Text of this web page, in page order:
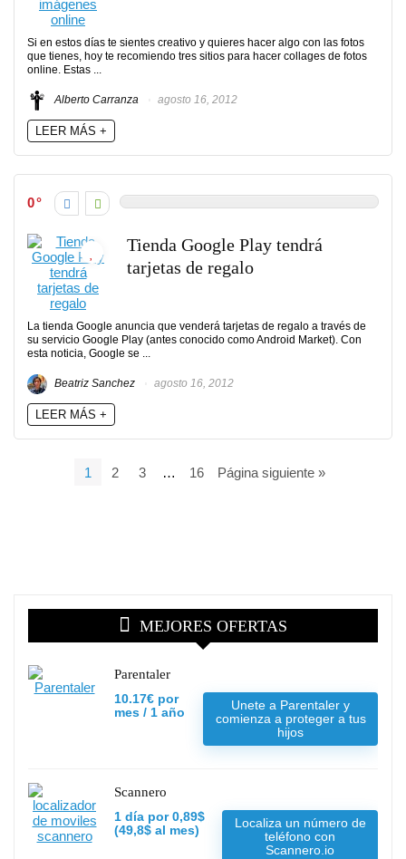
Si en estos días te sientes creativo y quieres hacer algo con las fotos
que tienes, hoy te recomiendo tres sitios para hacer collages de fotos
online. Estas ...
Alberto Carranza agosto 16, 2012
LEER MÁS +
0
Tienda Google Play tendrá
tarjetas de regalo
La tienda Google anuncia que venderá tarjetas de regalo a través de
su servicio Google Play (antes conocido como Android Market). Con
esta noticia, Google se ...
Beatriz Sanchez agosto 16, 2012
LEER MÁS +
1 2 3 … 16 Página siguiente »
MEJORES OFERTAS
Parentaler
10.17€ por
mes / 1 año
Unete a Parentaler y
comienza a proteger a tus
hijos
Scannero
1 día por 0,89$
(49,8$ al mes)
Localiza un número de
teléfono con
Scannero.io